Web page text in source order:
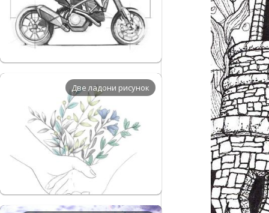
Две ладони рисунок